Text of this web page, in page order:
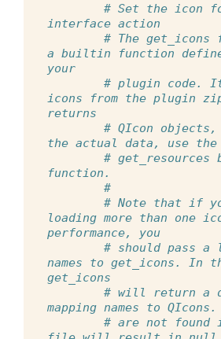
# Set the icon
interface action
# The
a builtin function
your
# plugin code.
icons from the plugin
returns
# QIcon
the actual data, use the
#
function.
#
# Note that if
loading more than one
performance, you
# should pass
names to get_icons. In
get_icons
# will return a
mapping names to
# are not found